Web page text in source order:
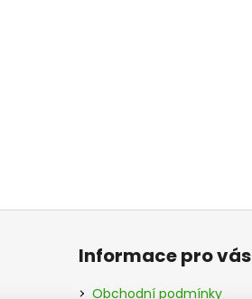
Informace pro vás
Obchodní podmínky